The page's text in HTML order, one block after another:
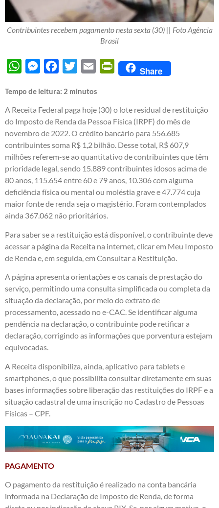
Contribuintes recebem pagamento nesta sexta (30) || Foto Agência
Brasil
WhatsAppMessengerFacebook
Twitter Email PrintFriendly
Share
Tempo de leitura: 2 minutos
A Receita Federal paga hoje (30) o lote residual de restituição
do Imposto de Renda da Pessoa Física (IRPF) do mês de
novembro de 2022. O crédito bancário para 556.685
contribuintes soma R$ 1,2 bilhão. Desse total, R$ 607,9
milhões referem-se ao quantitativo de contribuintes que têm
prioridade legal, sendo 15.889 contribuintes idosos acima de
80 anos, 115.654 entre 60 e 79 anos, 10.306 com alguma
deficiência física ou mental ou moléstia grave e 47.774 cuja
maior fonte de renda seja o magistério. Foram contemplados
ainda 367.062 não prioritários.
Para saber se a restituição está disponível, o contribuinte deve
acessar a página da Receita na internet, clicar em Meu Imposto
de Renda e, em seguida, em Consultar a Restituição.
A página apresenta orientações e os canais de prestação do
serviço, permitindo uma consulta simplificada ou completa da
situação da declaração, por meio do extrato de
processamento, acessado no e-CAC. Se identificar alguma
pendência na declaração, o contribuinte pode retificar a
declaração, corrigindo as informações que porventura estejam
equivocadas.
A Receita disponibiliza, ainda, aplicativo para tablets e
smartphones, o que possibilita consultar diretamente em suas
bases informações sobre liberação das restituições do IRPF e a
situação cadastral de uma inscrição no Cadastro de Pessoas
Físicas – CPF.
PAGAMENTO
O pagamento da restituição é realizado na conta bancária
informada na Declaração de Imposto de Renda, de forma